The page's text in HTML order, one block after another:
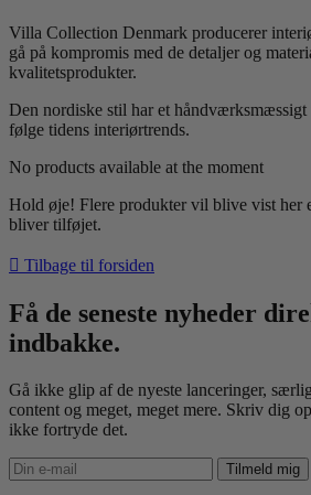
Villa Collection Denmark producerer
gå på kompromis med de detaljer og
kvalitetsprodukter.
Den nordiske stil har et håndværksmæssigt
følge tidens interiørtrends.
No products available at the moment
Hold øje! Flere produkter vil blive vist her
bliver tilføjet.
 Tilbage til forsiden
Få de seneste nyheder
indbakke.
Gå ikke glip af de nyeste lanceringer,
content og meget, meget mere. Skriv dig
ikke fortryde det.
Tilmeld mig